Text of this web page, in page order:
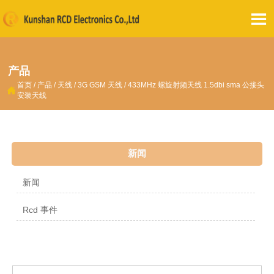

产品
 首页 / 产品 / 天线 /3G GSM 天线 /433MHz 螺旋射频天线 1.5dbi sma 公接头
安装天线
新闻
新闻
Rcd 事件